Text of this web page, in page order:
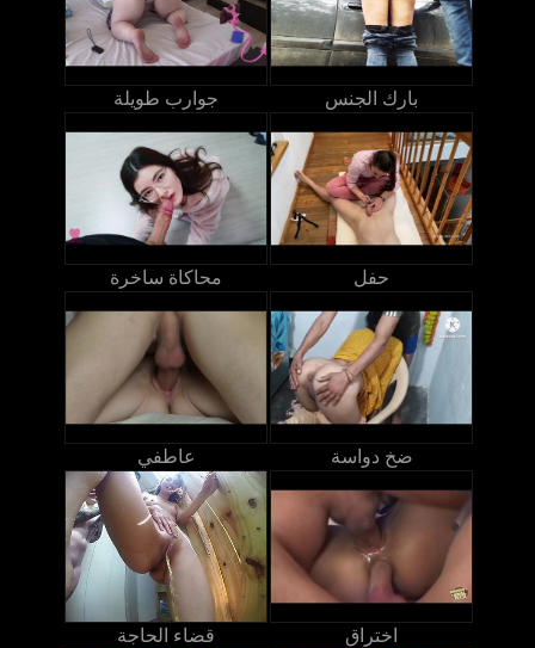
جوارب طويلة بارك الجنس
محاكاة ساخرة حفل
عاطفي ضخ دواسة
قضاء الحاجة اختراق